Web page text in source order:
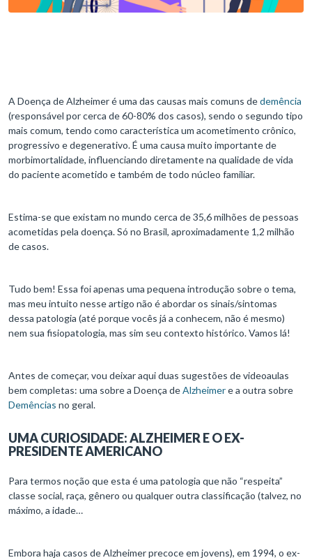
A Doença de Alzheimer é uma das causas mais comuns dedemência
(responsável por cerca de 60-80% dos casos), sendo o segundo tipo
mais comum, tendo como característica um acometimento crônico,
progressivo e degenerativo. É uma causa muito importante de
morbimortalidade, influenciando diretamente na qualidade de vida
do paciente acometido e também de todo núcleo familiar.
Estima-se que existam no mundo cerca de 35,6 milhões de pessoas
acometidas pela doença. Só no Brasil, aproximadamente 1,2 milhão
de casos.
Tudo bem! Essa foi apenas uma pequena introdução sobre o tema,
mas meu intuito nesse artigo não é abordar os sinais/sintomas
dessa patologia (até porque vocês já a conhecem, não é mesmo)
nem sua fisiopatologia, mas sim seu contexto histórico. Vamos lá!
Antes de começar, vou deixar aqui duas sugestões de videoaulas
bem completas: uma sobre a Doença deAlzheimere a outra sobre
Demências no geral.
UMA CURIOSIDADE: ALZHEIMER E O EX-
PRESIDENTE AMERICANO
Para termos noção que esta é uma patologia que não “respeita”
classe social, raça, gênero ou qualquer outra classificação (talvez, no
máximo, a idade…
Embora haja casos de Alzheimer precoce em jovens), em 1994, o ex-